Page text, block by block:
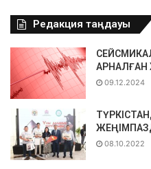
Редакция таңдауы
АРНАЛҒАН
09.12.2024
08.10.2022